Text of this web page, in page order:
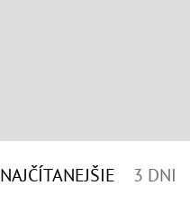
NAJČÍTANEJŠIE 3 DNI